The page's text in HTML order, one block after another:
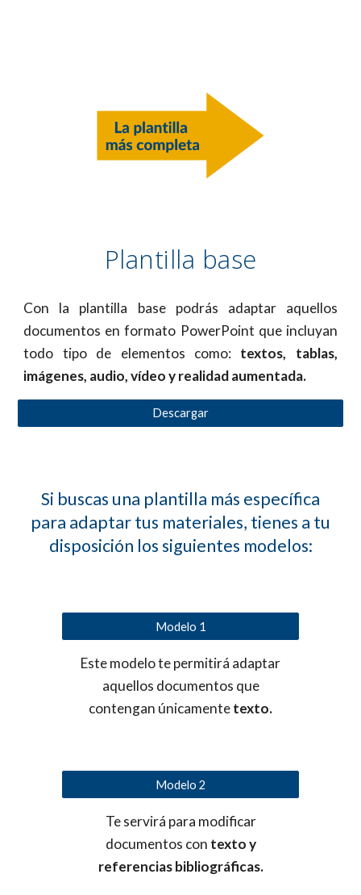
Plantilla base
Con la plantilla base podrás adaptar aquellos
documentos en formato PowerPoint que incluyan
todo tipo de elementos como: textos, tablas,
imágenes, audio, vídeo y realidad aumentada.
Descargar
Si buscas una plantilla más específica
para adaptar tus materiales, tienes a tu
disposición los siguientes modelos:
Modelo 1
Este modelo te permitirá adaptar
aquellos documentos que
contengan únicamentetexto.
Modelo 2
Te servirá para modificar
documentos con texto y
referencias bibliográficas.